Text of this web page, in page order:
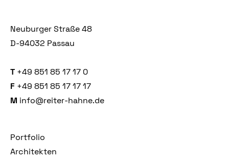
Neuburger Straße 48
D-94032 Passau
T +49 851 85 17 17 0
F +49 851 85 17 17 17
M info@reiter-hahne.de
Portfolio
Architekten